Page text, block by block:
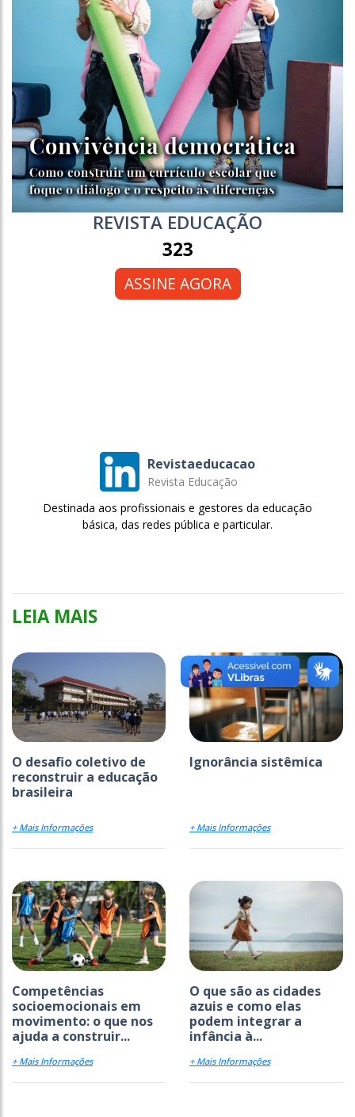
REVISTA EDUCAÇÃO
323
ASSINE AGORA
Revistaeducacao
Revista Educação
Destinada aos profissionais e gestores da educação
básica, das redes pública e particular.
LEIA MAIS
O desafio coletivo de
reconstruir a educação
brasileira
+ Mais Informações
Ignorância sistêmica
+ Mais Informações
Competências
socioemocionais em
movimento: o que nos
ajuda a construir...
+ Mais Informações
O que são as cidades
azuis e como elas
podem integrar a
infância à...
+ Mais Informações